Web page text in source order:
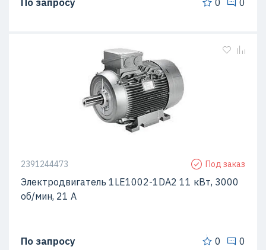
0 0
2391244473 Под заказ
Электродвигатель 1LE1002-1DA2 11 кВт, 3000
об/мин, 21 A
По запросу 0 0